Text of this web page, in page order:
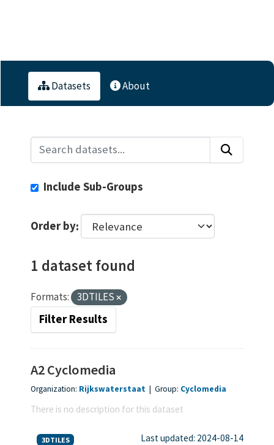
Datasets About
Include Sub-Groups
Order by
1 dataset found
Formats: 3DTILES
Filter Results
A2 Cyclomedia
Organization: Rijkswaterstaat | Group: Cyclomedia
There is no description for this dataset
3DTILES Last updated: 2024-08-14